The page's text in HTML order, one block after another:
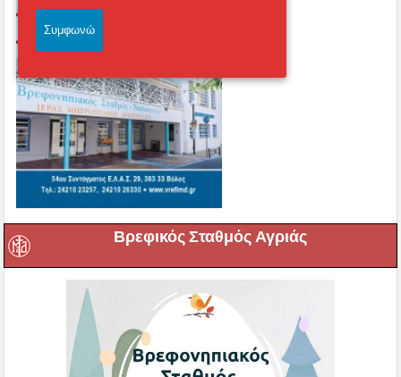
Βρεφικός Σταθμός Αγριάς
Συμφωνώ